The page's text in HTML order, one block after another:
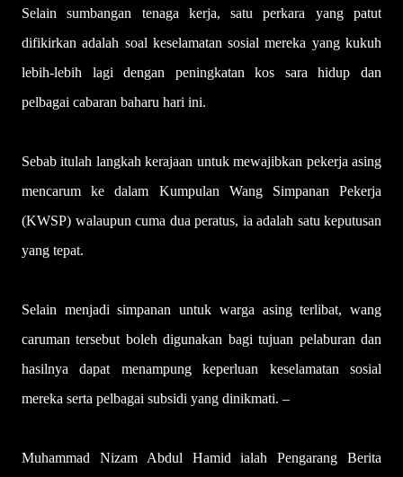
Selain sumbangan tenaga kerja, satu perkara yang patut
difikirkan adalah soal keselamatan sosial mereka yang kukuh
lebih-lebih lagi dengan peningkatan kos sara hidup dan
pelbagai cabaran baharu hari ini.
Sebab itulah langkah kerajaan untuk mewajibkan pekerja asing
mencarum ke dalam Kumpulan Wang Simpanan Pekerja
(KWSP) walaupun cuma dua peratus, ia adalah satu keputusan
yang tepat.
Selain menjadi simpanan untuk warga asing terlibat, wang
caruman tersebut boleh digunakan bagi tujuan pelaburan dan
hasilnya dapat menampung keperluan keselamatan sosial
mereka serta pelbagai subsidi yang dinikmati. –
Muhammad Nizam Abdul Hamid ialah Pengarang Berita